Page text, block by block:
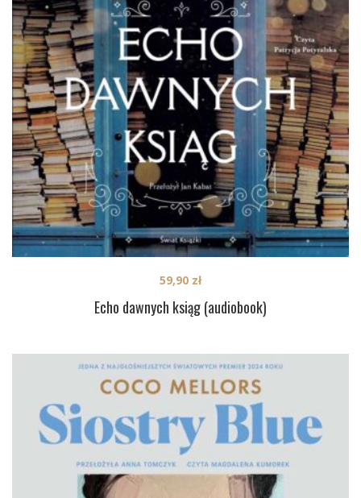
Echo dawnych ksiąg (audiobook)
59,90 zł